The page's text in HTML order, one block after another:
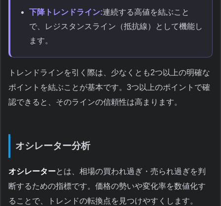
下降トレンドライン:連続する高値を結ぶこと
で、レジスタンスライン（抵抗線）として機能し
ます。
トレンドラインを引く際は、少なくとも2つ以上の明確な
ポイントを結ぶことが基本です。3つ以上のポイントで確
認できると、そのラインの信頼性は高まります。
オシレーター分析
オシレーターとは、相場の買われ過ぎ・売られ過ぎを判
断するための指標です。価格の勢いや変化率を数値化す
ることで、トレンドの転換点を見つけやすくします。